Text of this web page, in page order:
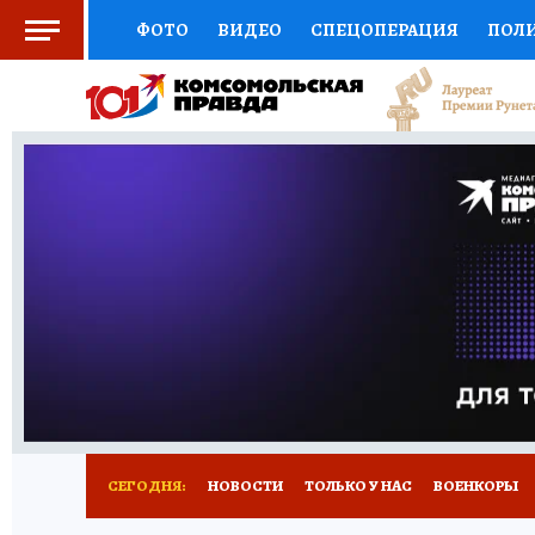
ФОТО ВИДЕО СПЕЦОПЕРАЦИЯ
СОЦПОДДЕРЖКА НАУКА СПОРТ
ВЫБОР ЭКСПЕРТОВ ДОКТОР
ПРОГНОЗЫ НА СПОРТ
НОВОЕ
СЕГОДНЯ: НОВОСТИ ТОЛЬКО У НАС ВОЕНКОРЫ